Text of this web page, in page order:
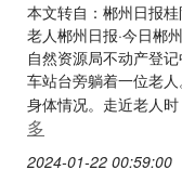
本文转自：郴州日报
老人郴州日报·今日郴
自然资源局不动产登
车站台旁躺着一位老
身体情况。走近老人
多
2024-01-22 00:59:00